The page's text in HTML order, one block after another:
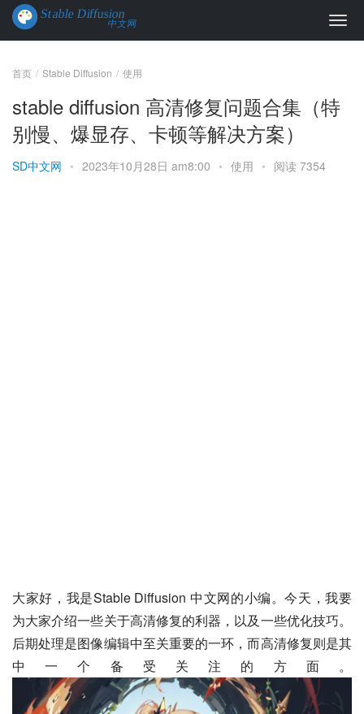
首页 Stable Diffusion 使用
stable diffusion 高清修复问题合集（特
别慢、爆显存、卡顿等解决方案）
SD中文网 • 2023年10月28日 am8:00 • 使用 • 阅读 7354
大家好，我是Stable Diffusion 中文网的小编。今天，我要
为大家介绍一些关于高清修复的利器，以及一些优化技巧。
后期处理是图像编辑中至关重要的一环，而高清修复则是其
中一个备受关注的方面。